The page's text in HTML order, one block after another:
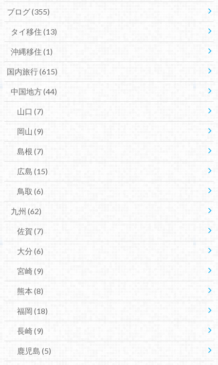
ブログ(355)
タイ移住 (13)
沖縄移住 (1)
国内旅行(615)
中国地方(44)
山口 (7)
岡山 (9)
島根 (7)
広島 (15)
鳥取 (6)
九州 (62)
佐賀 (7)
大分 (6)
宮崎(9)
熊本 (8)
福岡 (18)
長崎(9)
鹿児島 (5)